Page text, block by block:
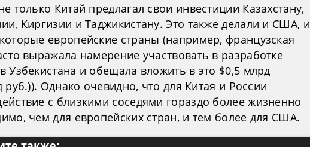
только Китай предлагал свои инвестиции Казахстану,
Киргизии и Таджикистану. Это также делали и США, и
европейские страны (например, французская
выражала намерение участвовать в разработке
Узбекистана и обещала вложить в это $0,5 млрд
руб.)). Однако очевидно, что для Китая и России
с близкими соседями гораздо более жизненно
чем для европейских стран, и тем более для США.